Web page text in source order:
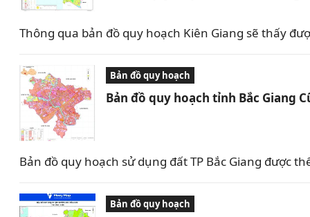
Thông qua bản đồ quy hoạch Kiên Giang sẽ thấy
Bản đồ quy hoạch
Bản đồ quy hoạch tỉnh Bắc Giang
Bản đồ quy hoạch sử dụng đất TP Bắc Giang được
Bản đồ quy hoạch